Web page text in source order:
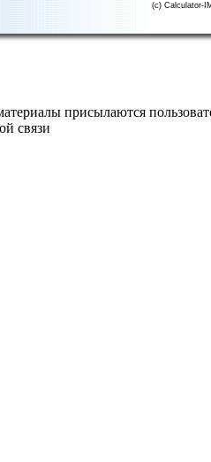
(c) Calculator-
присылаются
связи